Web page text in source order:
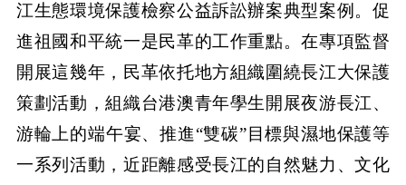
江生態環境保護檢察公益訴訟辦案典型案例。促
進祖國和平統一是民革的工作重點。在專項監督
開展這幾年，民革依托地方組織圍繞長江大保護
策劃活動，組織台港澳青年學生開展夜游長江、
游輪上的端午宴、推進“雙碳”目標與濕地保護等
一系列活動，近距離感受長江的自然魅力、文化